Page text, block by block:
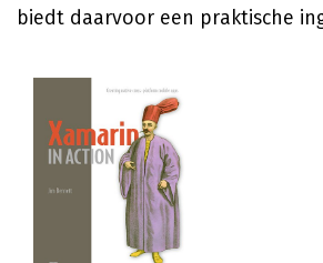
biedt daarvoor een praktische